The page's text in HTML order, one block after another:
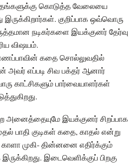
தங்களுக்கு கொடுத்த வேலையை
இருக்கிறார்கள். குறிப்பாக ஒவ்வொரு
நடிகர்களை இயக்குனர் தேர்வு
விஷயம்.
கதை சொல்லுவதில்
அவர் எப்படி சிவ பக்தர் ஆனார்
காட்சிகளும் பார்வையாளர்கள்
அனைத்தையுமே இயக்குனர் சிறப்பாக
பாதி குடிகள் கதை, காதல் என்று
முகி- தின்னனை எதிர்க்கும்
இடைவெளிக்குப் பிறகு